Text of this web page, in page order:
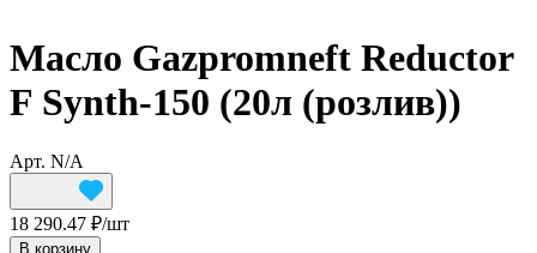
Масло Gazpromneft Reductor
F Synth-150 (20л (розлив))
Арт. N/A
18 290.47 ₽/шт
В корзину